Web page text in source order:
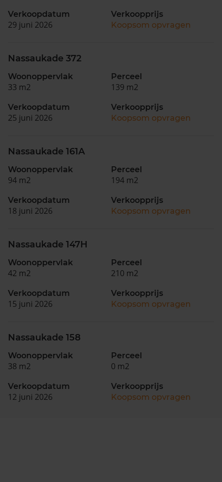
Verkoopdatum
29 juni 2026
Verkoopprijs
Koopsom opvragen
Nassaukade 372
Woonoppervlak
33 m2
Perceel
139 m2
Verkoopdatum
25 juni 2026
Verkoopprijs
Koopsom opvragen
Nassaukade 161A
Woonoppervlak
94 m2
Perceel
194 m2
Verkoopdatum
18 juni 2026
Verkoopprijs
Koopsom opvragen
Nassaukade 147H
Woonoppervlak
42 m2
Perceel
210 m2
Verkoopdatum
15 juni 2026
Verkoopprijs
Koopsom opvragen
Nassaukade 158
Woonoppervlak
38 m2
Perceel
0 m2
Verkoopdatum
12 juni 2026
Verkoopprijs
Koopsom opvragen